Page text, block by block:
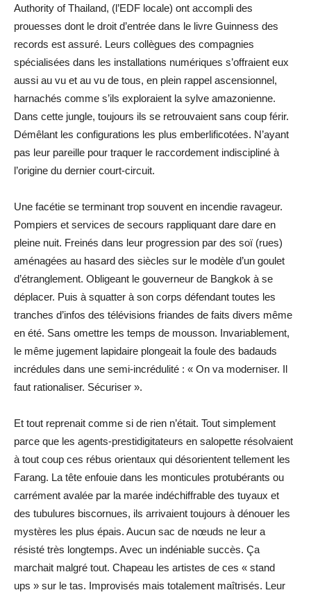
Authority of Thailand, (l’EDF locale) ont accompli des
prouesses dont le droit d’entrée dans le livre Guinness des
records est assuré. Leurs collègues des compagnies
spécialisées dans les installations numériques s’offraient eux
aussi au vu et au vu de tous, en plein rappel ascensionnel,
harnachés comme s’ils exploraient la sylve amazonienne.
Dans cette jungle, toujours ils se retrouvaient sans coup férir.
Démêlant les configurations les plus emberlificotées. N’ayant
pas leur pareille pour traquer le raccordement indiscipliné à
l’origine du dernier court-circuit.
Une facétie se terminant trop souvent en incendie ravageur.
Pompiers et services de secours rappliquant dare dare en
pleine nuit. Freinés dans leur progression par des soï (rues)
aménagées au hasard des siècles sur le modèle d’un goulet
d’étranglement. Obligeant le gouverneur de Bangkok à se
déplacer. Puis à squatter à son corps défendant toutes les
tranches d’infos des télévisions friandes de faits divers même
en été. Sans omettre les temps de mousson. Invariablement,
le même jugement lapidaire plongeait la foule des badauds
incrédules dans une semi-incrédulité : « On va moderniser. Il
faut rationaliser. Sécuriser ».
Et tout reprenait comme si de rien n’était. Tout simplement
parce que les agents-prestidigitateurs en salopette résolvaient
à tout coup ces rébus orientaux qui désorientent tellement les
Farang. La tête enfouie dans les monticules protubérants ou
carrément avalée par la marée indéchiffrable des tuyaux et
des tubulures biscornues, ils arrivaient toujours à dénouer les
mystères les plus épais. Aucun sac de nœuds ne leur a
résisté très longtemps. Avec un indéniable succès. Ça
marchait malgré tout. Chapeau les artistes de ces « stand
ups » sur le tas. Improvisés mais totalement maîtrisés. Leur